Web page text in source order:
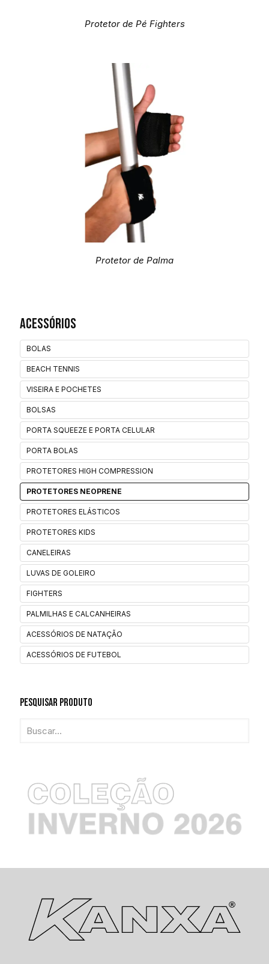
Acessórios
BOLAS
BEACH TENNIS
VISEIRA E POCHETES
BOLSAS
PORTA SQUEEZE E PORTA CELULAR
PORTA BOLAS
PROTETORES HIGH COMPRESSION
PROTETORES NEOPRENE
PROTETORES ELÁSTICOS
PROTETORES KIDS
CANELEIRAS
LUVAS DE GOLEIRO
FIGHTERS
PALMILHAS E CALCANHEIRAS
ACESSÓRIOS DE NATAÇÃO
ACESSÓRIOS DE FUTEBOL
Pesquisar Produto
Protetor de Pé Fighters
Protetor de Palma